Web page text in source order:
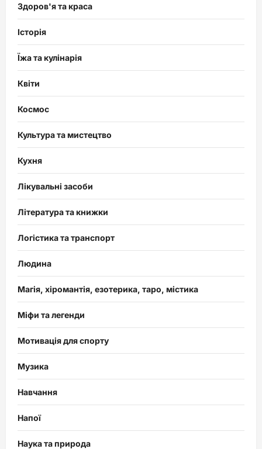
Здоров'я та краса
Історія
Їжа та кулінарія
Квіти
Космос
Культура та мистецтво
Кухня
Лікувальні засоби
Література та книжки
Логістика та транспорт
Людина
Магія, хіромантія, езотерика, таро, містика
Міфи та легенди
Мотивація для спорту
Музика
Навчання
Напої
Наука та природа